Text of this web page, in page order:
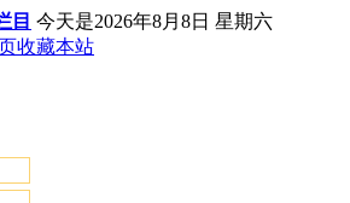
目 今天是2026年8月8日 星期六
收藏本站